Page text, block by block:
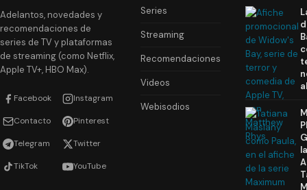
Adelantos, novedades y
recomendaciones de
series de TV y plataformas
de streaming (como Netflix,
Apple TV+, HBO Max).
Facebook Instagram
Contacto Pinterest
Telegram Twitter
TikTok YouTube
Series
Streaming
Recomendaciones
Videos
Webisodios